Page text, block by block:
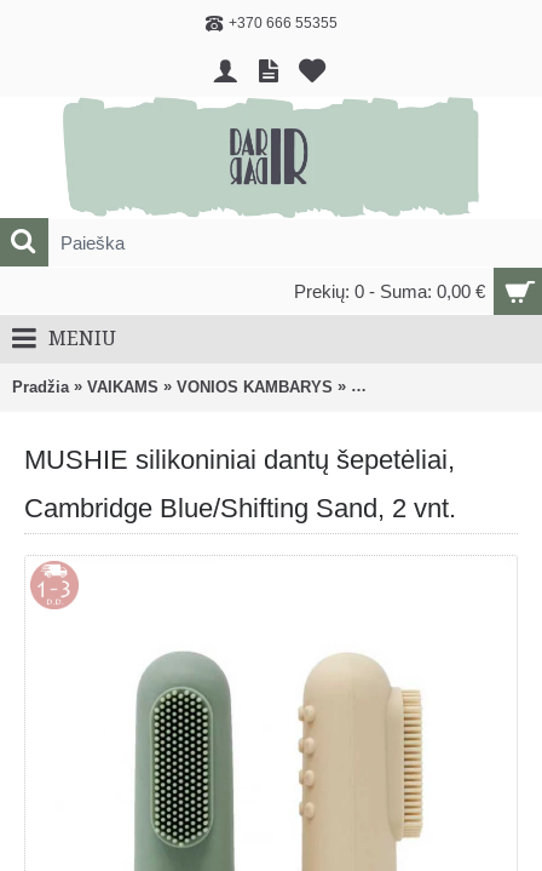
+370 666 55355
Prekių: 0 - Suma: 0,00 €
MENIU
Pradžia » VAIKAMS » VONIOS KAMBARYS » Burnos higienos ir
MUSHIE silikoniniai dantų šepetėliai,
Cambridge Blue/Shifting Sand, 2 vnt.